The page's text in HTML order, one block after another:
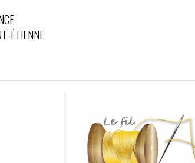
ÉTIENNE